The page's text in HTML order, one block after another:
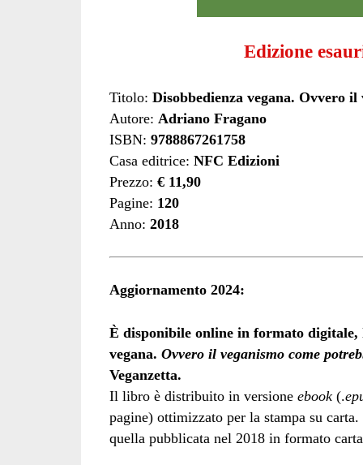
Edizione
Titolo: Disobbedienza vegana. Ovvero il
Autore: Adriano Fragano
ISBN: 9788867261758
Casa editrice: NFC Edizioni
Prezzo: € 11,90
Pagine: 120
Anno: 2018
Aggiornamento 2024:
È disponibile online in formato digitale,
vegana. Ovvero il veganismo come
Veganzetta.
Il libro è distribuito in versione ebook(.
pagine) ottimizzato per la stampa su
quella pubblicata nel 2018 in formato